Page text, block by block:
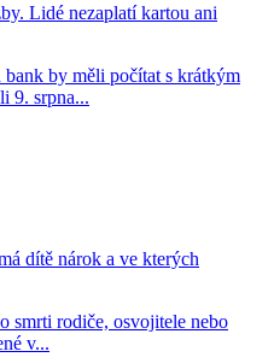
Lidé nezaplatí kartou ani
by měli počítat s krátkým
9. srpna...
dítě nárok a ve kterých
smrti rodiče, osvojitele nebo
v...